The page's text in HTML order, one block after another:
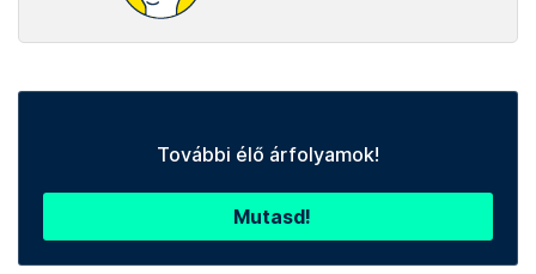
További élő árfolyamok!
Mutasd!